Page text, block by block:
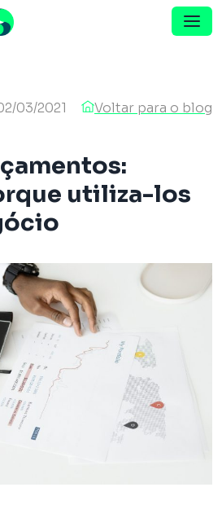
03/2021 Voltar para o blog
utiliza-los